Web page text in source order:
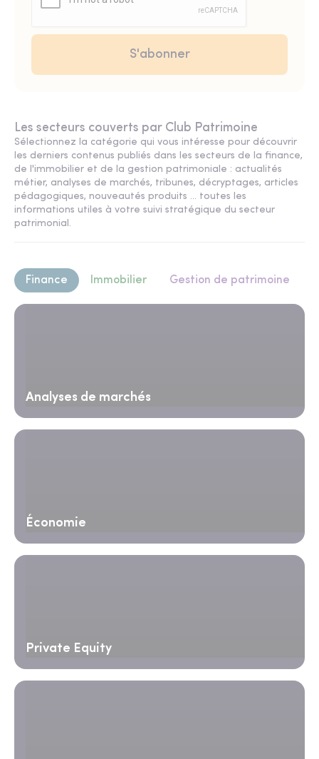
Les secteurs couverts par Club Patrimoine
Sélectionnez la catégorie qui vous intéresse pour découvrir
les derniers contenus publiés dans les secteurs de la finance,
de l'immobilier et de la gestion patrimoniale : actualités
métier, analyses de marchés, tribunes, décryptages, articles
pédagogiques, nouveautés produits ... toutes les
informations utiles à votre suivi stratégique du secteur
patrimonial.
Finance Immobilier Gestion de patrimoine
Analyses de marchés
Économie
Private Equity